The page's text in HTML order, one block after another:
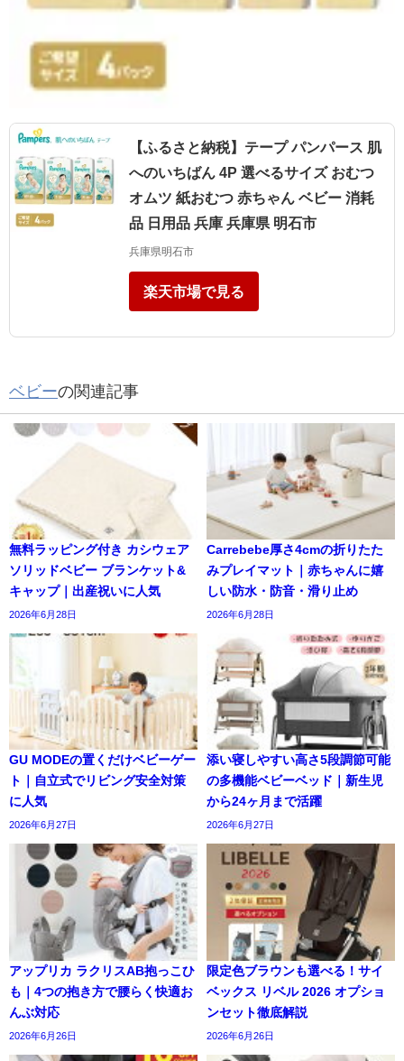
【ふるさと納税】テープ パンパース 肌
へのいちばん 4P 選べるサイズ おむつ
オムツ 紙おむつ 赤ちゃん ベビー 消耗
品 日用品 兵庫 兵庫県 明石市
兵庫県明石市
楽天市場で見る
ベビーの関連記事
無料ラッピング付き カシウェア
ソリッドベビー ブランケット&
キャップ｜出産祝いに人気
2026年6月28日
Carrebebe厚さ4cmの折りたた
みプレイマット｜赤ちゃんに嬉
しい防水・防音・滑り止め
2026年6月28日
GU MODEの置くだけベビーゲー
ト｜自立式でリビング安全対策
に人気
2026年6月27日
添い寝しやすい高さ5段調節可能
の多機能ベビーベッド｜新生児
から24ヶ月まで活躍
2026年6月27日
アップリカ ラクリスAB抱っこひ
も｜4つの抱き方で腰らく快適お
んぶ対応
2026年6月26日
限定色ブラウンも選べる！サイ
ベックス リベル 2026 オプショ
ンセット徹底解説
2026年6月26日